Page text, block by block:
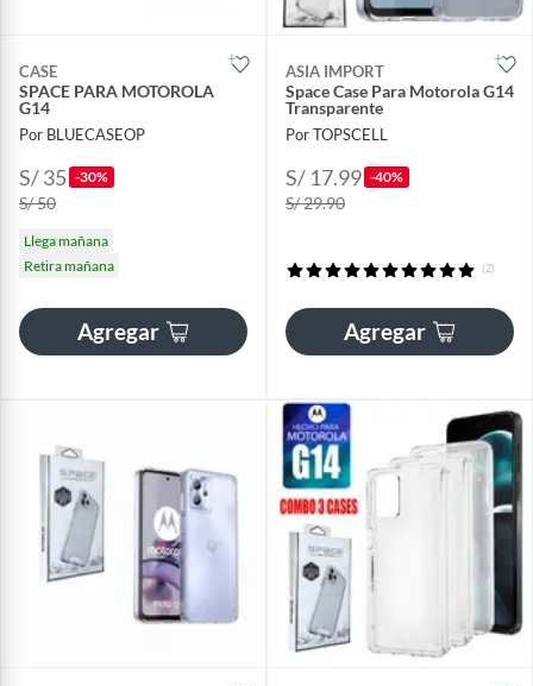
CASE
SPACE PARA MOTOROLA
G14
Por BLUECASEOP
S/ 35 -30%
S/ 50
Llega mañana
Retira mañana
Agregar
ASIA IMPORT
Space Case Para Motorola G14
Transparente
Por TOPSCELL
S/ 17.99 -40%
S/ 29.90
(2)
Agregar